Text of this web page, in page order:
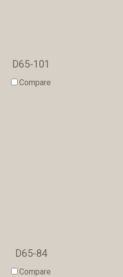
D65-101
Compare
D65-84
Compare